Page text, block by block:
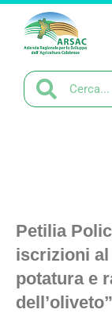
Petilia
iscrizioni al
potatura e
dell’oliveto”